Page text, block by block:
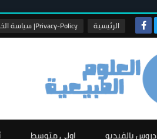
الرئيسية Privacy-Policy| سياسة الخصوصية
دروس بالفيديو اولى متوسط